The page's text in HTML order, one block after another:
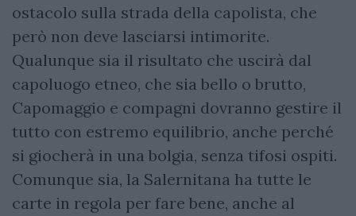
ostacolo sulla strada della capolista, che
però non deve lasciarsi intimorite.
Qualunque sia il risultato che uscirà dal
capoluogo etneo, che sia bello o brutto,
Capomaggio e compagni dovranno gestire il
tutto con estremo equilibrio, anche perché
si giocherà in una bolgia, senza tifosi ospiti.
Comunque sia, la Salernitana ha tutte le
carte in regola per fare bene, anche al